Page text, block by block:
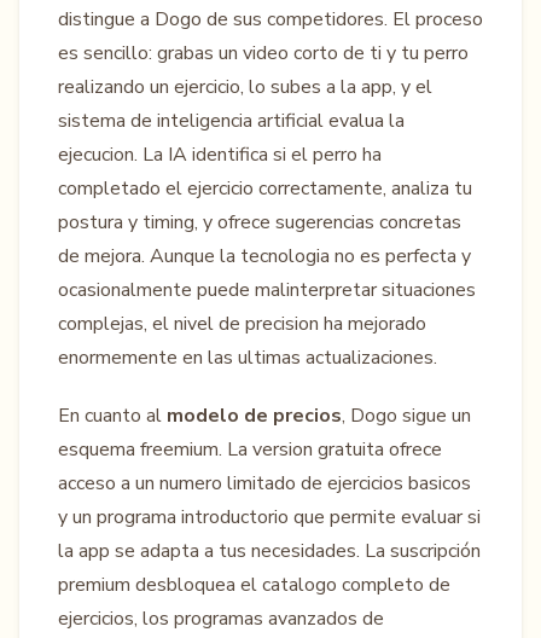
distingue a Dogo de sus competidores. El proceso
es sencillo: grabas un video corto de ti y tu perro
realizando un ejercicio, lo subes a la app, y el
sistema de inteligencia artificial evalua la
ejecucion. La IA identifica si el perro ha
completado el ejercicio correctamente, analiza tu
postura y timing, y ofrece sugerencias concretas
de mejora. Aunque la tecnologia no es perfecta y
ocasionalmente puede malinterpretar situaciones
complejas, el nivel de precision ha mejorado
enormemente en las ultimas actualizaciones.
En cuanto al modelo de precios, Dogo sigue un
esquema freemium. La version gratuita ofrece
acceso a un numero limitado de ejercicios basicos
y un programa introductorio que permite evaluar si
la app se adapta a tus necesidades. La suscripción
premium desbloquea el catalogo completo de
ejercicios, los programas avanzados de